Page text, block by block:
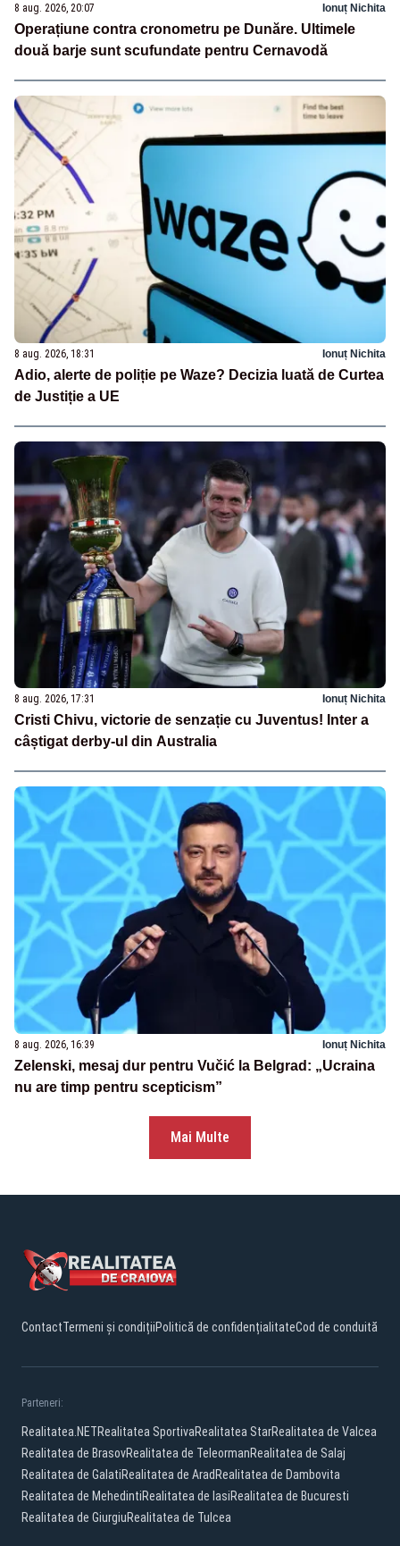
8 aug. 2026, 20:07 Ionuț Nichita
Operațiune contra cronometru pe Dunăre. Ultimele
două barje sunt scufundate pentru Cernavodă
8 aug. 2026, 18:31 Ionuț Nichita
Adio, alerte de poliție pe Waze? Decizia luată de Curtea
de Justiție a UE
8 aug. 2026, 17:31 Ionuț Nichita
Cristi Chivu, victorie de senzație cu Juventus! Inter a
câștigat derby-ul din Australia
8 aug. 2026, 16:39 Ionuț Nichita
Zelenski, mesaj dur pentru Vučić la Belgrad: „Ucraina
nu are timp pentru scepticism”
Mai Multe
ContactTermeni și condițiiPolitică de confidențialitateCod de conduită
Parteneri:
Realitatea.NETRealitatea SportivaRealitatea StarRealitatea de Valcea
Realitatea de BrasovRealitatea de TeleormanRealitatea de Salaj
Realitatea de GalatiRealitatea de Arad Realitatea de Dambovita
Realitatea de MehedintiRealitatea de IasiRealitatea de Bucuresti
Realitatea de GiurgiuRealitatea de Tulcea